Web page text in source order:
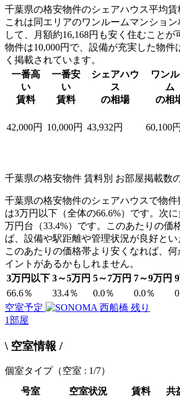
千葉県の格安物件のシェアハウス平均賃
これは同エリアのワンルームマンション
して、月額約16,168円も安く住むことが
物件は10,000円で、設備が充実した物件
く掲載されています。
一番高
い
賃料
一番安
い
賃料
シェアハウ
ス
の相場
ワン
ム
の相
42,000円 10,000円 43,932円 60,100円
千葉県の格安物件 賃料別 お部屋掲載数
千葉県の格安物件のシェアハウスで物
は3万円以下（全体の66.6%）です。次
万円台（33.4%）です。このあたりの価
ば、設備や駅距離や管理状況が良好と
このあたりの価格帯より安くなれば、
イントがあるかもしれません。
3万円以下 3～5万円 5～7万円 7～9万円
66.6％
33.4％ 0.0％ 0.0％
空室予定
残り
1部屋
\ 空室情報 /
個室タイプ（空室 : 1/7）
号室
空室状況 賃料 共